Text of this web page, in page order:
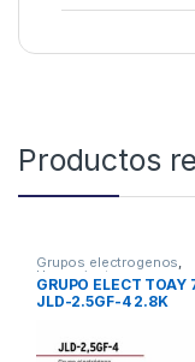
Productos
Grupos electrogenos,
Herramientas
GRUPO ELECT TOAY
JLD-2.5GF-4 2.8K